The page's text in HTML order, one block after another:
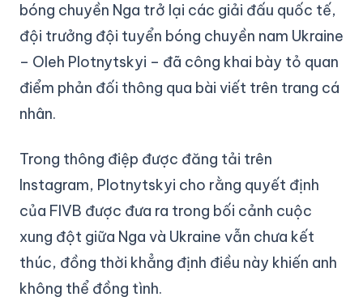
bóng chuyền Nga trở lại các giải đấu quốc tế,
đội trưởng đội tuyển bóng chuyền nam Ukraine
– Oleh Plotnytskyi – đã công khai bày tỏ quan
điểm phản đối thông qua bài viết trên trang cá
nhân.
Trong thông điệp được đăng tải trên
Instagram, Plotnytskyi cho rằng quyết định
của FIVB được đưa ra trong bối cảnh cuộc
xung đột giữa Nga và Ukraine vẫn chưa kết
thúc, đồng thời khẳng định điều này khiến anh
không thể đồng tình.